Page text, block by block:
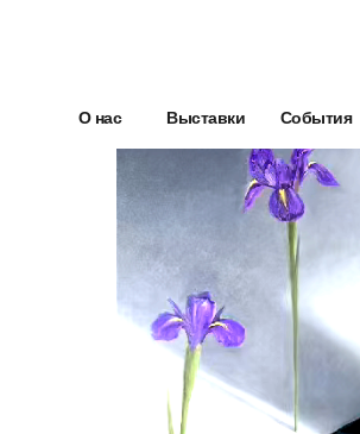
События
Выставки
О нас